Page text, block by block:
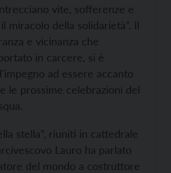
vite, sofferenze e
miracolo della solidarietà”. Il
e vicinanza che
in carcere, si è
ad essere accanto
le prossime celebrazioni del
stella”, riuniti in cattedrale
Lauro ha parlato
del mondo a costruttore